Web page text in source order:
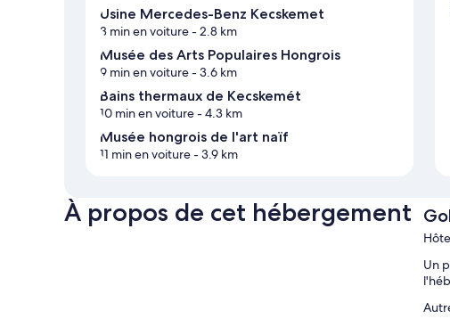
Usine Mercedes-Benz Kecskemet
3 min en voiture- 2.8 km
Musée des Arts Populaires Hongrois
9 min en voiture- 3.6 km
Bains thermaux de Kecskemét
10 min en voiture- 4.3 km
Musée hongrois de l'art naïf
11 min en voiture- 3.9 km
À propos de cet hébergement
Un